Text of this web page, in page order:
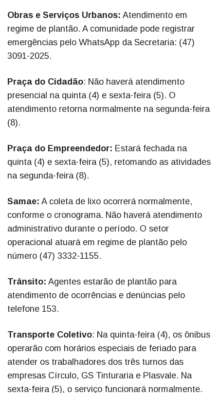
Obras e Serviços Urbanos: Atendimento em
regime de plantão. A comunidade pode registrar
emergências pelo WhatsApp da Secretaria: (47)
3091-2025.
Praça do Cidadão: Não haverá atendimento
presencial na quinta (4) e sexta-feira (5). O
atendimento retorna normalmente na segunda-feira
(8).
Praça do Empreendedor: Estará fechada na
quinta (4) e sexta-feira (5), retomando as atividades
na segunda-feira (8).
Samae: A coleta de lixo ocorrerá normalmente,
conforme o cronograma. Não haverá atendimento
administrativo durante o período. O setor
operacional atuará em regime de plantão pelo
número (47) 3332-1155.
Trânsito: Agentes estarão de plantão para
atendimento de ocorrências e denúncias pelo
telefone 153.
Transporte Coletivo: Na quinta-feira (4), os ônibus
operarão com horários especiais de feriado para
atender os trabalhadores dos três turnos das
empresas Círculo, GS Tinturaria e Plasvale. Na
sexta-feira (5), o serviço funcionará normalmente.